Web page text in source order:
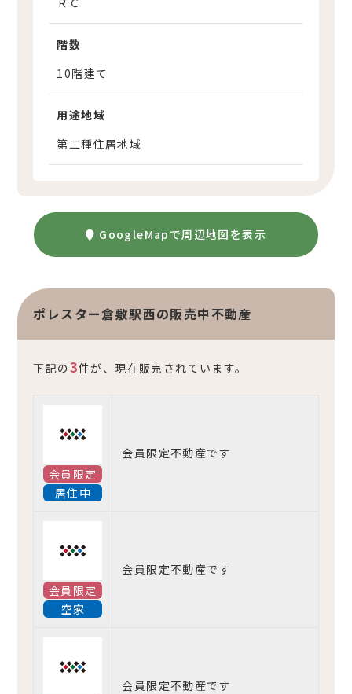
階数
10階建て
用途地域
第二種住居地域
GoogleMapで周辺地図を表示
ポレスター倉敷駅西の販売中不動産
下記の 3件が、現在販売されています。
会員限定
居住中
会員限定不動産です
会員限定
空家
会員限定不動産です
会員限定不動産です